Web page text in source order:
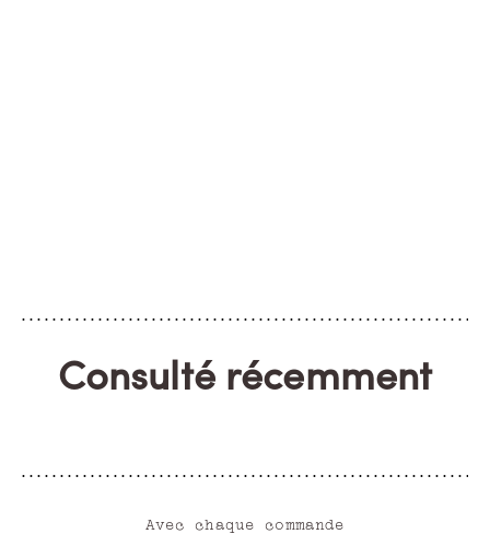
Consulté récemment
Avec chaque commande